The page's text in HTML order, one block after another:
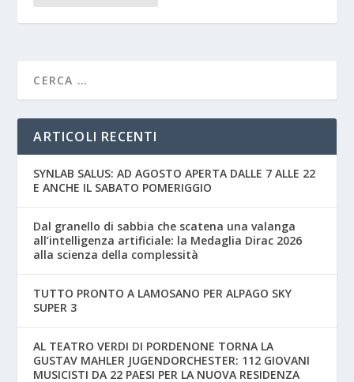
ARTICOLI RECENTI
SYNLAB SALUS: AD AGOSTO APERTA DALLE 7 ALLE 22
E ANCHE IL SABATO POMERIGGIO
Dal granello di sabbia che scatena una valanga
all’intelligenza artificiale: la Medaglia Dirac 2026
alla scienza della complessità
TUTTO PRONTO A LAMOSANO PER ALPAGO SKY
SUPER 3
AL TEATRO VERDI DI PORDENONE TORNA LA
GUSTAV MAHLER JUGENDORCHESTER: 112 GIOVANI
MUSICISTI DA 22 PAESI PER LA NUOVA RESIDENZA